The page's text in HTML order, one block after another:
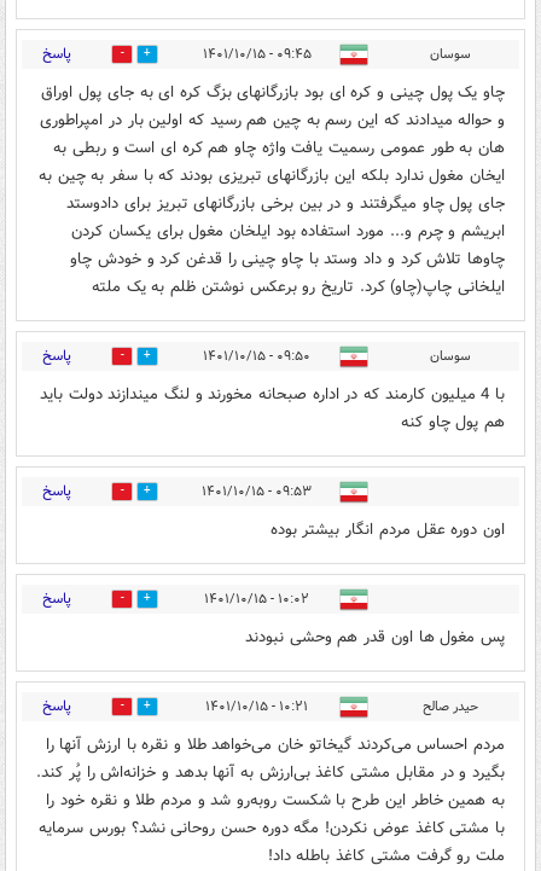
سوسان ۰۹:۴۵ - ۱۴۰۱/۱۰/۱۵ 0 پاسخ
چاو یک پول چینی و کره ای بود بازرگانهای بزگ کره ای به جای پول اوراق
و حواله میدادند که این رسم به چین هم رسید که اولین بار در امپراطوری
هان به طور عمومی رسمیت یافت واژه چاو هم کره ای است و ربطی به
ایخان مغول ندارد بلکه این بازرگانهای تبریزی بودند که با سفر به چین به
جای پول چاو میگرفتند و در بین برخی بازرگانهای تبریز برای دادوستد
ابریشم و چرم و... مورد استفاده بود ایلخان مغول برای یکسان کردن
چاوها تلاش کرد و داد وستد با چاو چینی را قدغن کرد و خودش چاو
ایلخانی چاپ(چاو) کرد. تاریخ رو برعکس نوشتن ظلم به یک ملته
سوسان ۰۹:۵۰ - ۱۴۰۱/۱۰/۱۵ 0 پاسخ
با 4 میلیون کارمند که در اداره صبحانه مخورند و لنگ میندازند دولت باید
هم پول چاو کنه
۰۹:۵۳ - ۱۴۰۱/۱۰/۱۵ 2 پاسخ
اون دوره عقل مردم انگار بیشتر بوده
۱۰:۰۲ - ۱۴۰۱/۱۰/۱۵ 0 پاسخ
پس مغول ها اون قدر هم وحشی نبودند
حیدر صالح ۱۰:۲۱ - ۱۴۰۱/۱۰/۱۵ 0 پاسخ
مردم احساس می‌کردند گیخاتو خان می‌خواهد طلا و نقره با ارزش آنها را
بگیرد و در مقابل مشتی کاغذ بی‌ارزش به آنها بدهد و خزانه‌اش را پُر کند.
به‌ همین خاطر این طرح با شکست روبه‌رو شد و مردم طلا و نقره خود را
با مشتی کاغذ عوض نکردن! مگه دوره حسن روحانی نشد؟ بورس سرمایه
ملت رو گرفت مشتی کاغذ باطله داد!